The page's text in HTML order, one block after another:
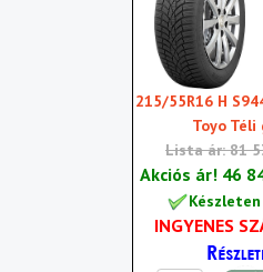
215/55R16 H
Toyo Téli
Lista ár: 81
Akciós ár! 46
Készleten
INGYENES